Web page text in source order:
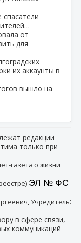
спасатели
от
для
вышло на
редакции
только при
газета о жизни
ЭЛ № ФС
Учредитель:
в сфере связи,
коммуникаций